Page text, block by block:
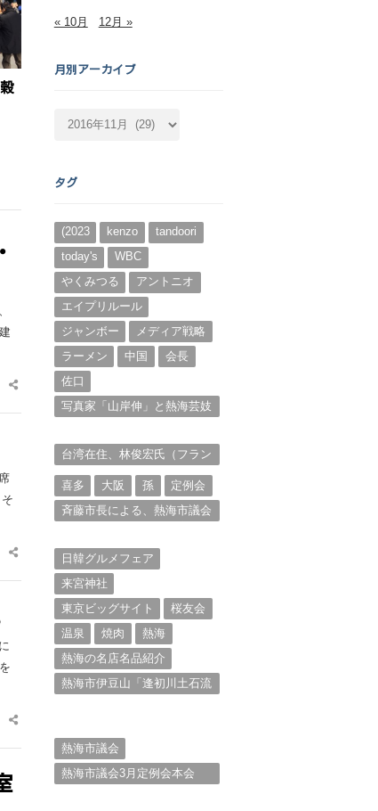
Share
Share
Share
« 10月 12月 »
月別アーカイブ
カ
ブ
タグ
(2023 kenzo
tandoori
today's
WBC
やくみつる
アントニオ
エイプリルール
ジャンボー
メディア戦略
ラーメン
中国
会長
佐口
写真家「山岸伸」と熱海芸妓
台湾在住、林俊宏氏（フラン
喜多
大阪 孫
定例会
斉藤市長による、熱海市議会
日韓グルメフェア
来宮神社
東京ビッグサイト
桜友会
温泉
焼肉
熱海
熱海の名店名品紹介
熱海市伊豆山「逢初川土石流
熱海市議会
熱海市議会3月定例会本会